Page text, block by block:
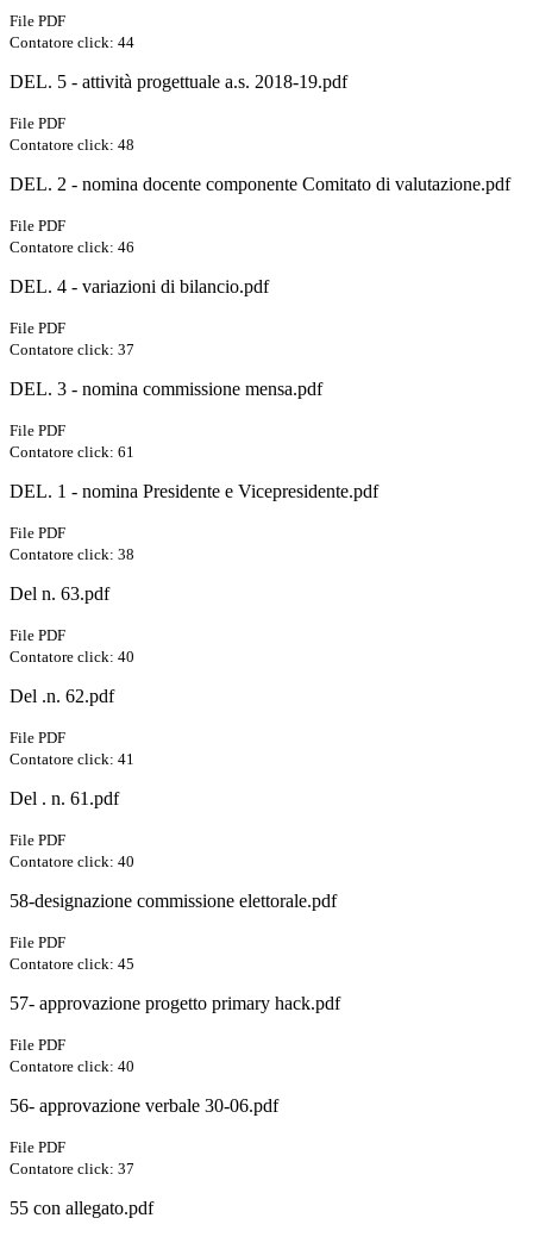
File PDF
Contatore click: 44
DEL. 5 - attività progettuale a.s. 2018-19.pdf
File PDF
Contatore click: 48
DEL. 2 - nomina docente componente Comitato di valutazione.pdf
File PDF
Contatore click: 46
DEL. 4 - variazioni di bilancio.pdf
File PDF
Contatore click: 37
DEL. 3 - nomina commissione mensa.pdf
File PDF
Contatore click: 61
DEL. 1 - nomina Presidente e Vicepresidente.pdf
File PDF
Contatore click: 38
Del n. 63.pdf
File PDF
Contatore click: 40
Del .n. 62.pdf
File PDF
Contatore click: 41
Del . n. 61.pdf
File PDF
Contatore click: 40
58-designazione commissione elettorale.pdf
File PDF
Contatore click: 45
57- approvazione progetto primary hack.pdf
File PDF
Contatore click: 40
56- approvazione verbale 30-06.pdf
File PDF
Contatore click: 37
55 con allegato.pdf